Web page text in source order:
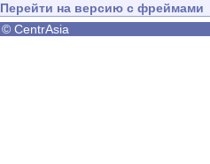
Перейти на версию с фреймами
© CentrAsia